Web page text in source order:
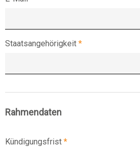
Staatsangehörigkeit *
Rahmendaten
Kündigungsfrist *